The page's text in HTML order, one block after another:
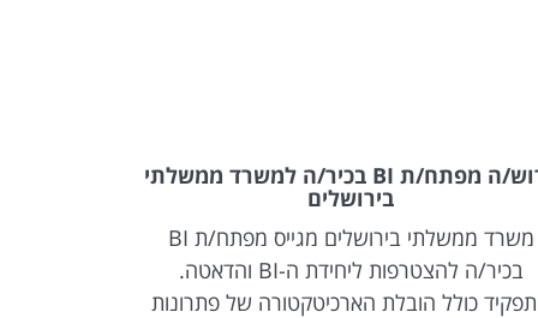
דרוש/ה מפתח/ת BI בכיר/ה למשרד ממשלתי
בירושלים
משרד ממשלתי בירושלים מגייס מפתח/ת BI
בכיר/ה להצטרפות ליחידת ה-BI והדאטה.
כולל הובלת הארכיטקטורה של פתרונות